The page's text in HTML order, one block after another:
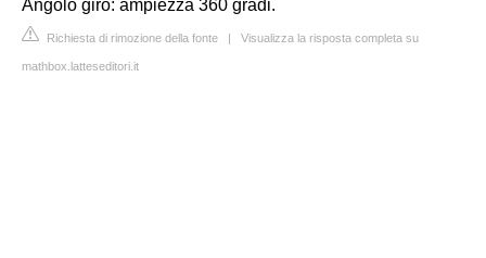
Angolo giro: ampiezza 360 gradi.
Richiesta di rimozione della fonte | Visualizza la risposta completa su
mathbox.latteseditori.it